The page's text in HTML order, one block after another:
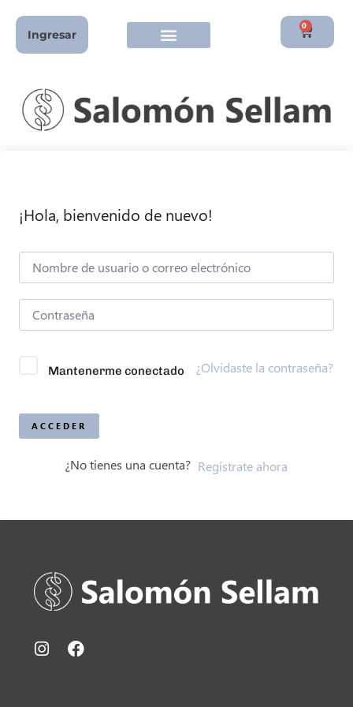
Ingresar
0
¡Hola, bienvenido de nuevo!
Mantenerme conectado ¿Olvidaste la contraseña?
ACCEDER
¿No tienes una cuenta? Regístrate ahora